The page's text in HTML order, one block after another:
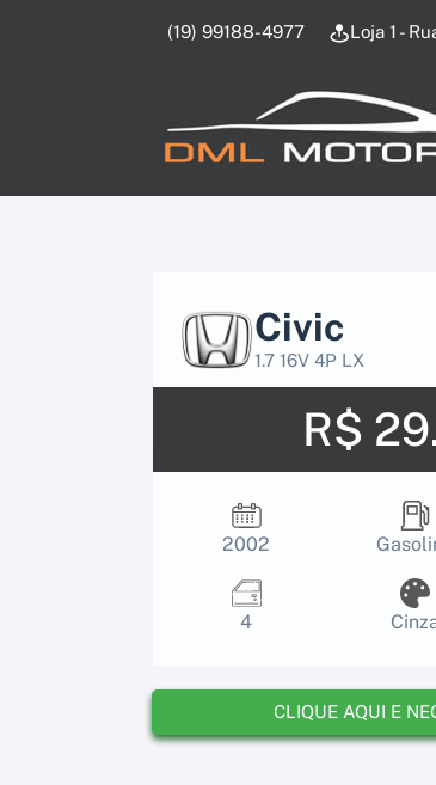
(19) 99188-4977 Loja 1 -
Civic
1.7 16V 4P LX
R$
2002
4
CLIQUE AQUI E